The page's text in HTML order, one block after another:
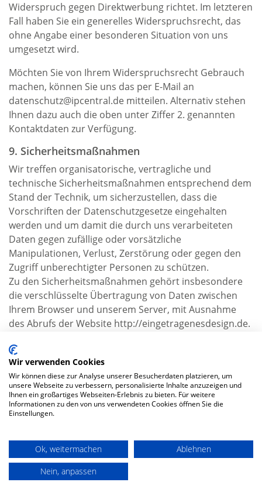
Widerspruch gegen Direktwerbung richtet. Im letzteren
Fall haben Sie ein generelles Widerspruchsrecht, das
ohne Angabe einer besonderen Situation von uns
umgesetzt wird.
Möchten Sie von Ihrem Widerspruchsrecht Gebrauch
machen, können Sie uns das per E-Mail an
datenschutz@ipcentral.de mitteilen. Alternativ stehen
Ihnen dazu auch die oben unter Ziffer 2. genannten
Kontaktdaten zur Verfügung.
9. Sicherheitsmaßnahmen
Wir treffen organisatorische, vertragliche und
technische Sicherheitsmaßnahmen entsprechend dem
Stand der Technik, um sicherzustellen, dass die
Vorschriften der Datenschutzgesetze eingehalten
werden und um damit die durch uns verarbeiteten
Daten gegen zufällige oder vorsätzliche
Manipulationen, Verlust, Zerstörung oder gegen den
Zugriff unberechtigter Personen zu schützen.
Zu den Sicherheitsmaßnahmen gehört insbesondere
die verschlüsselte Übertragung von Daten zwischen
Ihrem Browser und unserem Server, mit Ausnahme
des Abrufs der Website http://eingetragenesdesign.de.
10. Schlussbestimmungen
Wir behalten uns das Recht vor, unsere
Datenschutzerklärung zu ändern, falls dies aufgrund
neuer Technologien oder Änderungen unserer
Datenverarbeitungsprozesse notwendig sein sollte
oder um sie an Änderungen der für uns maßgeblichen
Datenschutzerklärung. Sofern wir Ihre
personenbezogenen Daten auf Grundlage einer von
Ihnen erteilten Einwilligung verarbeiten oder
Wir verwenden Cookies
Wir können diese zur Analyse unserer Besucherdaten platzieren, um
unsere Webseite zu verbessern, personalisierte Inhalte anzuzeigen und
Ihnen ein großartiges Webseiten-Erlebnis zu bieten. Für weitere
Informationen zu den von uns verwendeten Cookies öffnen Sie die
Einstellungen.
Ok, weitermachen
Ablehnen
Nein, anpassen